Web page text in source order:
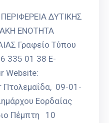
ΔΥΤΙΚΗΣ
ΕΝΟΤΗΤΑ
Γραφείο Τύπου
335 01 38 E-
Website:
09-01-
Εορδαίας
Πέμπτη 10